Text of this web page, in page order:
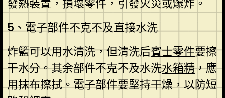
發熱裝置，損壞零件，引發火災或爆炸。
5、電子部件不克不及直接水洗
炸籃可以用水清洗，但清洗后賓士零件要擦
干水分。其余部件不克不及水洗水箱精，應
用抹布擦拭。電子部件要堅持干燥，以防短